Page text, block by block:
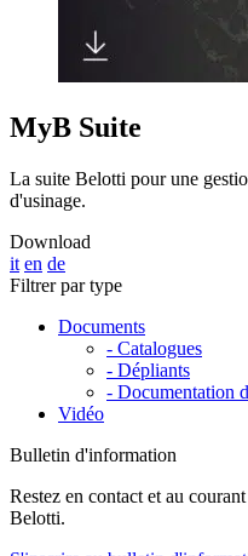
MyB Suite
La suite Belotti pour une
d'usinage.
Download
it en de
Filtrer par type
Documents
- Catalogues
- Dépliants
- Documentation
Vidéo
Bulletin d'information
Restez en contact et au
Belotti.